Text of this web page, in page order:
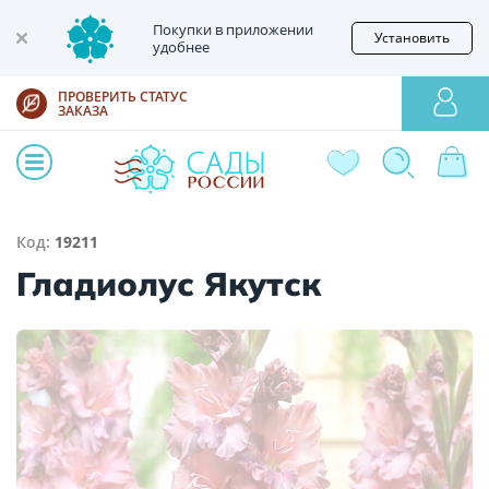
Покупки в приложении
удобнее
Установить
ПРОВЕРИТЬ СТАТУС
ЗАКАЗА
Код: 19211
Гладиолус Якутск